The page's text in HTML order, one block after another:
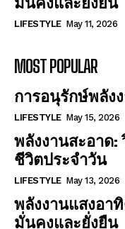
LIFESTYLE May 11, 2026
MOST POPULAR
การอนุรักษ์พลัง
LIFESTYLE May 15, 2026
พลังงานสะอาด:
ชีวิตประจำวัน
LIFESTYLE May 13, 2026
พลังงานแสงอา
มั่นคงและยั่งยืน